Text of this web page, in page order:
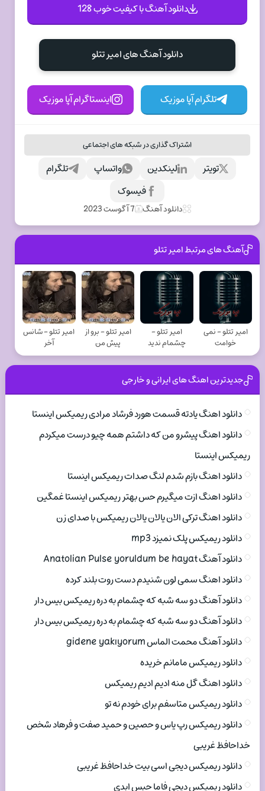
دانلود آهنگ با کیفیت خوب 128
دانلود آهنگ های امیر تتلو
تلگرام آپا موزیک اینستاگرام آپا موزیک
اشتراک گذاری در شبکه های اجتماعی
تلگرام واتساپ لینکدین
تویتر
فیسوک
دانلود آهنگ 7 آگوست 2023
آهنگ های مرتبط امیر تتلو
امیر تتلو - نمی
خوامت
امیر تتلو -
چشمام ندید
امیر تتلو - برو از
پیش من
امیر تتلو - شانس
آخر
جدیدترین اهنگ های ایرانی و خارجی
دانلود اهنگ یادته قسمت هورد فرشاد مرادی ریمیکس اینستا
دانلود اهنگ پیشرو من که داشتم همه چیو درست میکردم
ریمیکس اینستا
دانلود اهنگ بازم شدم لنگ صدات ریمیکس اینستا
دانلود اهنگ ازت میگیرم حس بهتر ریمیکس اینستا غمگین
دانلود اهنگ ترکی الان یالان یالان ریمیکس با صدای زن
دانلود ریمیکس پلک نمیزد mp3
دانلود آهنگ Anatolian Pulse yoruldum be hayat
دانلود اهنگ سمی لون شنیدم دست روت بلند کرده
دانلود آهنگ دو سه شبه که چشمام به دره ریمیکس بیس دار
دانلود آهنگ دو سه شبه که چشمام به دره ریمیکس بیس دار
دانلود آهنگ محمت الماس gidene yakıyorum
دانلود ریمیکس مامانم خریده
دانلود اهنگ گل منه ادیم ادیم ریمیکس
دانلود ریمیکس متاسفم برای خودم نه تو
دانلود ریمیکس رپ یاس و حصین و حمید صفت و فرهاد شخص
خداحافظ غریبی
دانلود ریمیکس دیجی اسی بیت خداحافظ غریبی
دانلود ریمیکس دیجی فاما حبس ابدی